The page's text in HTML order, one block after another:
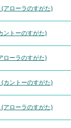
(アローラのすがた)
ントーのすがた)
ローラのすがた)
(カントーのすがた)
(アローラのすがた)